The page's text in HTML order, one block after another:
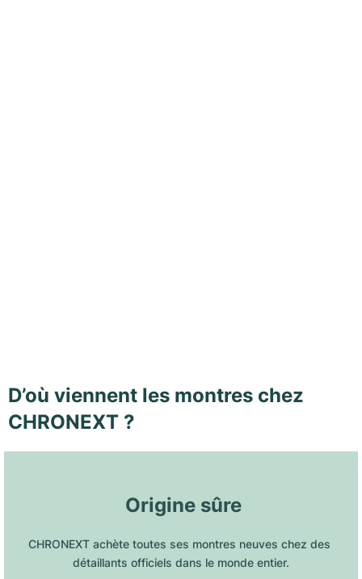
D’où viennent les montres chez
CHRONEXT ?
Origine sûre
CHRONEXT achète toutes ses montres neuves chez des
détaillants officiels dans le monde entier.